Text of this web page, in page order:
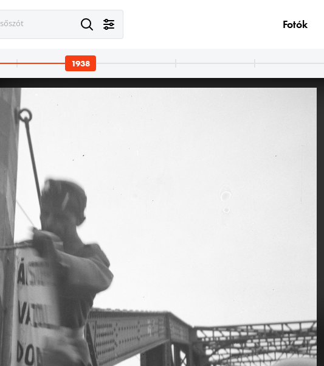
1938 · Budakalász
Budai út 13. és 11.
· Innsbruck
kastély.
Hüvelyk Matyi szobra (Telcs Ede, 1934.), háttérben a Ignotus (Klára) utca házai.
Fotók
1938